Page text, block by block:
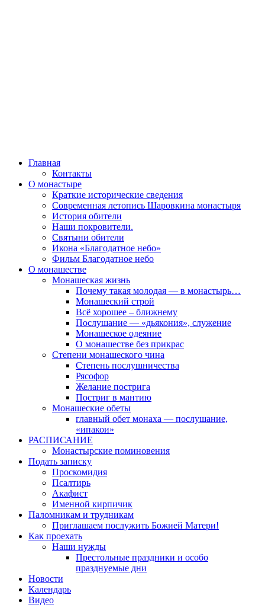
Главная
Контакты
О монастыре
Краткие исторические сведения
Современная летопись Шаровкина монастыря
История обители
Наши покровители.
Святыни обители
Икона «Благодатное небо»
Фильм Благодатное небо
О монашестве
Монашеская жизнь
Почему такая молодая — в монастырь…
Монашеский строй
Всё хорошее – ближнему
Послушание — «дьякония», служение
Монашеское одеяние
О монашестве без прикрас
Степени монашеского чина
Степень послушничества
Рясофор
Желание пострига
Постриг в мантию
Монашеские обеты
главный обет монаха — послушание,
«ипакои»
РАСПИСАНИЕ
Монастырские поминовения
Подать записку
Проскомидия
Псалтирь
Акафист
Именной кирпичик
Паломникам и трудникам
Приглашаем послужить Божией Матери!
Как проехать
Наши нужды
Престольные праздники и особо
празднуемые дни
Новости
Календарь
Видео